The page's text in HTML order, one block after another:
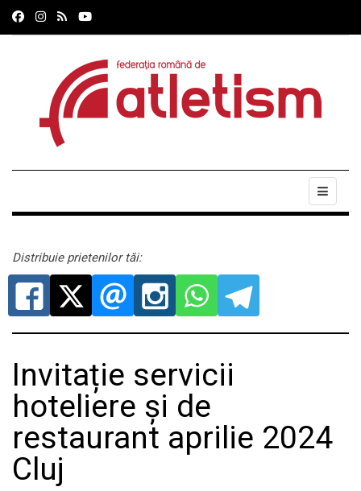
Distribuie prietenilor tăi:
Invitație servicii
hoteliere și de
restaurant aprilie 2024
Cluj